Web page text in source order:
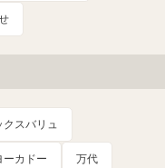
クスバリュ
ーカドー 万代